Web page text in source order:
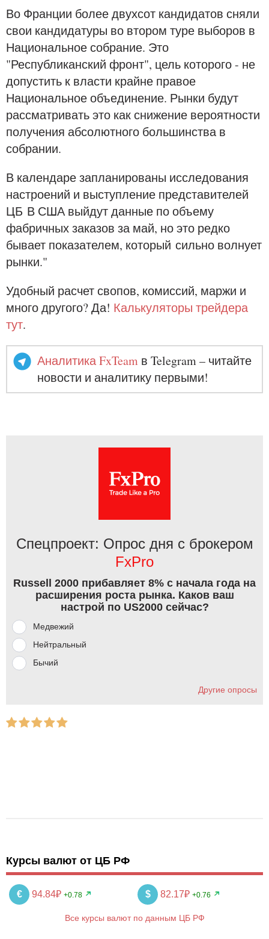
Во Франции более двухсот кандидатов сняли
свои кандидатуры во втором туре выборов в
Национальное собрание. Это
"Республиканский фронт", цель которого - не
допустить к власти крайне правое
Национальное объединение. Рынки будут
рассматривать это как снижение вероятности
получения абсолютного большинства в
собрании.
В календаре запланированы исследования
настроений и выступление представителей
ЦБ В США выйдут данные по объему
фабричных заказов за май, но это редко
бывает показателем, который сильно волнует
рынки."
Удобный расчет свопов, комиссий, маржи и
много другого? Да! Калькуляторы трейдера
тут.
Аналитика FxTeam в Telegram – читайте
новости и аналитику первыми!
Спецпроект: Опрос дня с брокером
FxPro
Russell 2000 прибавляет 8% с начала года на
расширения роста рынка. Каков ваш
настрой по US2000 сейчас?
Медвежий
Нейтральный
Бычий
Другие опросы
Курсы валют от ЦБ РФ
€ 94.84₽ +0.78 $ 82.17₽ +0.76
Все курсы валют по данным ЦБ РФ